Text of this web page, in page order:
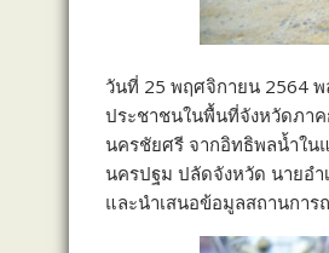
วันที่ 25 พฤศจิกายน 2564
ประชาชนในพื้นที่จังหวัดภา
นครชัยศรี จากอิทธิพลน้ำใน
นครปฐม ปลัดจังหวัด นายอ
และนำเสนอข้อมูลสถานกา